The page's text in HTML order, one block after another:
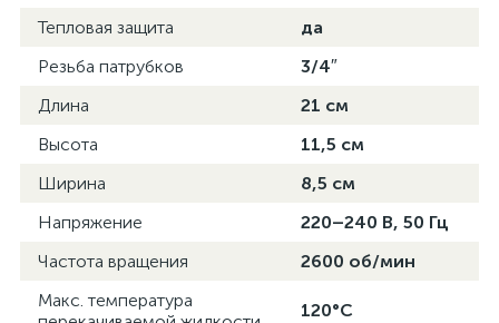
Тепловая защита
да
Резьба патрубков
3/4″
Длина
21 см
Высота
11,5 см
Ширина
8,5 см
Напряжение
220–240 В, 50 Гц
Частота вращения
2600 об/мин
Макс. температура
120°C